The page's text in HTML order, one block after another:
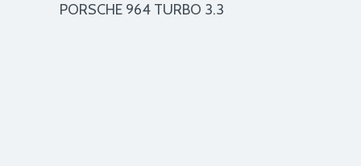
PORSCHE 964 TURBO 3.3